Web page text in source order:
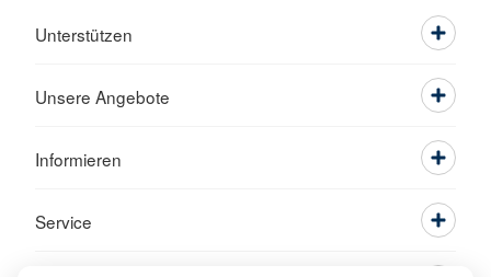
Unterstützen
Unsere Angebote
Informieren
Service